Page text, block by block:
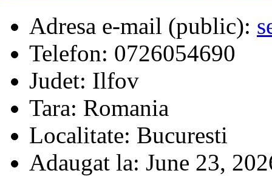
Adresa e-mail (public):
Telefon: 0726054690
Judet: Ilfov
Tara: Romania
Localitate: Bucuresti
Adaugat la: June 23,